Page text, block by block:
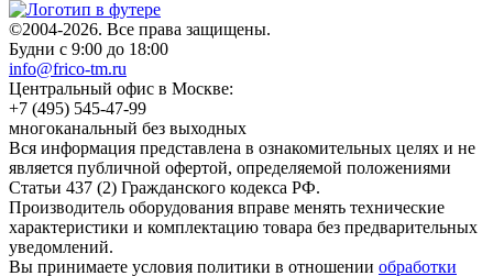
©2004-2026. Все права защищены.
Будни с 9:00 до 18:00
info@frico-tm.ru
Центральный офис в Москве:
+7 (495) 545-47-99
многоканальный без выходных
Вся информация представлена в ознакомительных целях и не
является публичной офертой, определяемой положениями
Статьи 437 (2) Гражданского кодекса РФ.
Производитель оборудования вправе менять технические
характеристики и комплектацию товара без предварительных
уведомлений.
Вы принимаете условия политики в отношении обработки